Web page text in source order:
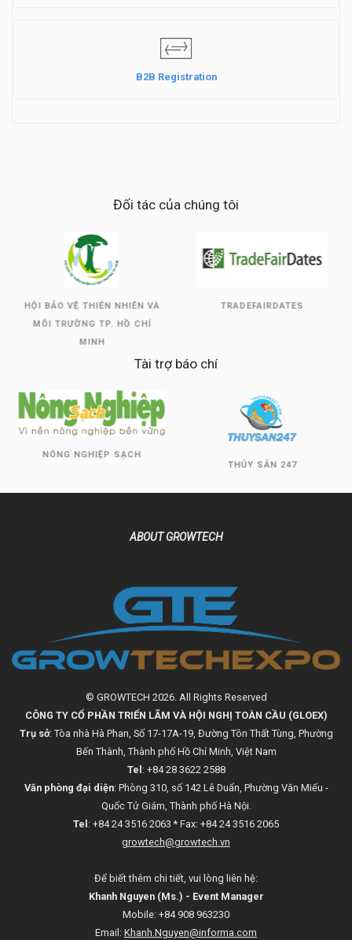
B2B Registration
Đối tác của chúng tôi
HỘI BẢO VỆ THIÊN NHIÊN VÀ
MÔI TRƯỜNG TP. HỒ CHÍ
MINH
TRADEFAIRDATES
Tài trợ báo chí
NÔNG NGHIỆP SẠCH
THỦY SẢN 247
ABOUT GROWTECH
© GROWTECH 2026. All Rights Reserved
CÔNG TY CỔ PHẦN TRIỂN LÃM VÀ HỘI NGHỊ TOÀN CẦU (GLOEX)
Trụ sở: Tòa nhà Hà Phan, Số 17-17A-19, Đường Tôn Thất Tùng, Phường
Bến Thành, Thành phố Hồ Chí Minh, Việt Nam
Tel : +84 28 3622 2588
Văn phòng đại diện: Phòng 310, số 142 Lê Duẩn, Phường Văn Miếu -
Quốc Tử Giám, Thành phố Hà Nội.
Tel : +84 24 3516 2063 * Fax: +84 24 3516 2065
growtech@growtech.vn
Để biết thêm chi tiết, vui lòng liên hệ:
Khanh Nguyen (Ms.) - Event Manager
Mobile: +84 908 963230
Email: Khanh.Nguyen@informa.com